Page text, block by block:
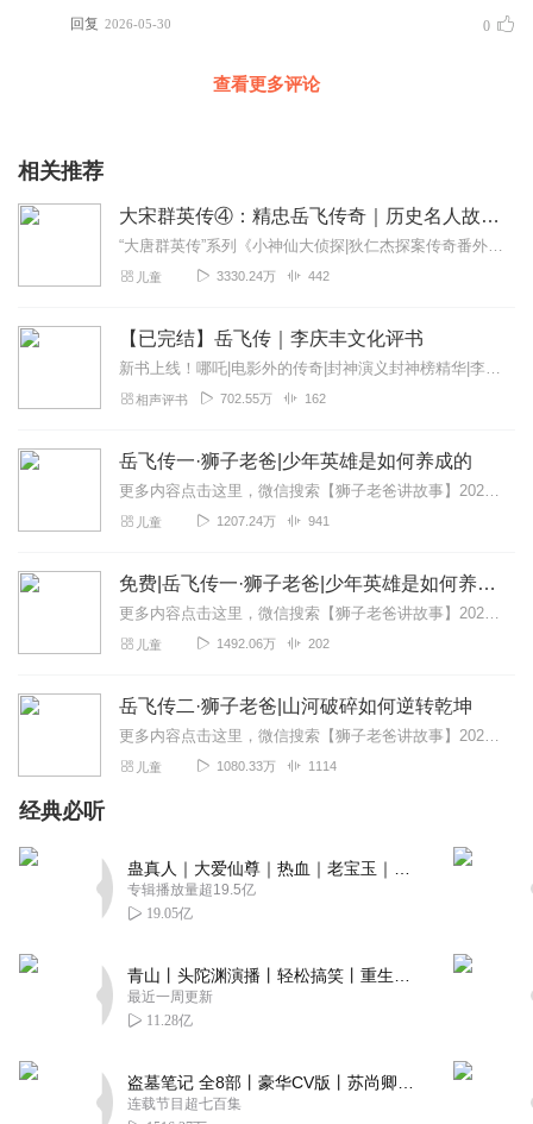
回复 2026-05-30 0
查看更多评论
相关推荐
大宋群英传④：精忠岳飞传奇｜历史名人故事｜英雄演义
“大唐群英传”系列《小神仙大侦探|狄仁杰探案传奇番外》《狄仁杰探案传奇之四海风云》《狄仁杰探案传奇之长安风云》《大唐群英传之狄仁杰探案传奇》“大宋群英传”系列...
儿童 3330.24万 442
【已完结】岳飞传｜李庆丰文化评书
新书上线！哪吒|电影外的传奇|封神演义封神榜精华|李庆丰评书快来点击收听吧~【精品推荐】三国演义（李庆丰文化评书）水浒传（李庆丰文化评书）西游记（李庆丰文化...
相声评书 702.55万 162
岳飞传一·狮子老爸|少年英雄是如何养成的
更多内容点击这里，微信搜索【狮子老爸讲故事】2026暑假去哪玩？看什么？和狮爸一起重走水浒路～【大明皇帝朱元璋】最新专辑:一开局一个碗，小乞丐如何夺天下?【四大...
儿童 1207.24万 941
免费|岳飞传一·狮子老爸|少年英雄是如何养成的
更多内容点击这里，微信搜索【狮子老爸讲故事】2026暑假去哪玩？看什么？和狮爸一起重走水浒路～【大明皇帝朱元璋】最新专辑:一开局一个碗，小乞丐如何夺天下?【四大...
儿童 1492.06万 202
岳飞传二·狮子老爸|山河破碎如何逆转乾坤
更多内容点击这里，微信搜索【狮子老爸讲故事】2026暑假去哪玩？看什么？和狮爸一起重走水浒路～【大明皇帝朱元璋】最新专辑:一开局一个碗，小乞丐如何夺天下?【四大...
儿童 1080.33万 1114
经典必听
专辑播放量超19.5亿
19.05亿
最近一周更新
11.28亿
连载节目超七百集